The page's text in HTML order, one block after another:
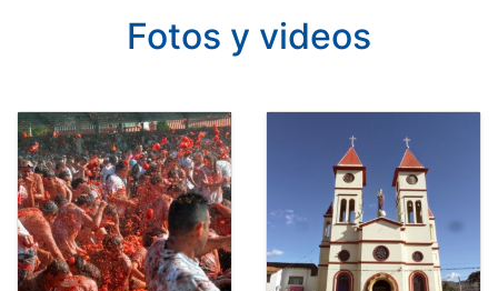
Fotos y videos